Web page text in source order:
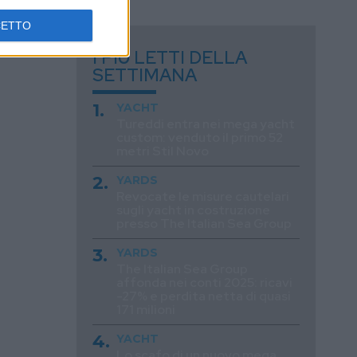
I PIÙ LETTI DELLA
SETTIMANA
YACHT
YARDS
YARDS
YACHT